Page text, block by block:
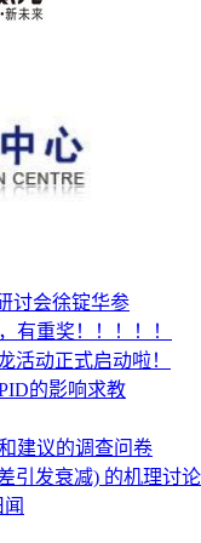
讨会徐锭华参
有重奖！！！！！
活动正式启动啦！
的影响求教
建议的调查问卷
引发衰减) 的机理讨论